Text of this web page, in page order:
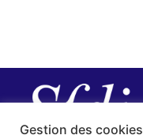
Gestion des cookies